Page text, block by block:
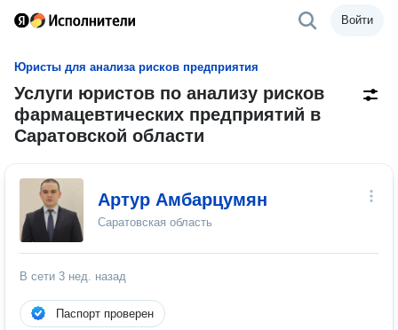
Войти
Юристы для анализа рисков предприятия
Услуги юристов по анализу рисков
фармацевтических предприятий в
Саратовской области
Артур Амбарцумян
Саратовская область
В сети 3 нед. назад
Паспорт проверен